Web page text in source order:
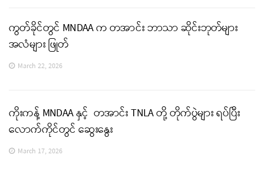
ကွတ်ခိုင်တွင် MNDAA က တအာင်း ဘာသာ ဆိုင်းဘုတ်များ
အလံများ ဖြုတ်
March 22, 2026
ကိုးကန့် MNDAA နှင့် တအာင်း TNLA တို့ တိုက်ပွဲများ ရပ်ပြီး
လောက်ကိုင်တွင် ဆွေးနွေး
March 17, 2026